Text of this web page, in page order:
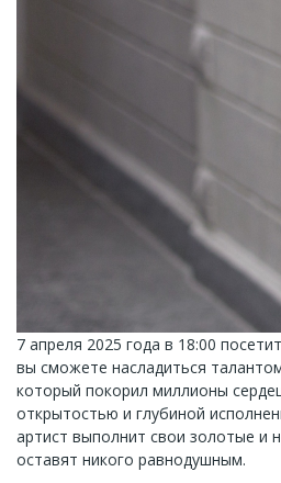
7 апреля 2025 года в 18:00
вы сможете насладиться
который покорил миллионы
открытостью и глубиной
артист выполнит свои золотые и
оставят никого равнодушным.